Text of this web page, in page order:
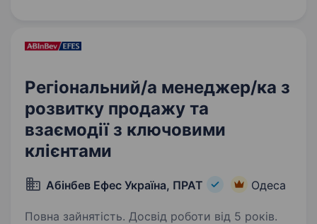
Регіональний/а менеджер/ка з
розвитку продажу та
взаємодії з ключовими
клієнтами
Абінбев Ефес Україна, ПРАТ Одеса
Повна зайнятість. Досвід роботи від 5 років.